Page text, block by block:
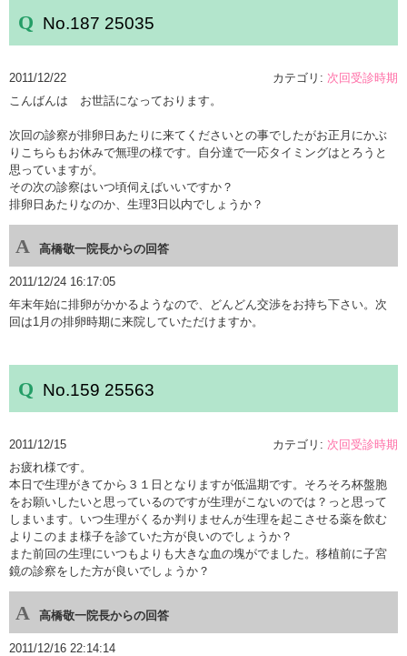
No.187 25035
カテゴリ: 次回受診時期
2011/12/22
こんばんは お世話になっております。
次回の診察が排卵日あたりに来てくださいとの事でしたがお正月にかぶ
りこちらもお休みで無理の様です。自分達で一応タイミングはとろうと
思っていますが。
その次の診察はいつ頃伺えばいいですか？
排卵日あたりなのか、生理3日以内でしょうか？
高橋敬一院長からの回答
2011/12/24 16:17:05
年末年始に排卵がかかるようなので、どんどん交渉をお持ち下さい。次
回は1月の排卵時期に来院していただけますか。
No.159 25563
カテゴリ: 次回受診時期
2011/12/15
お疲れ様です。
本日で生理がきてから３１日となりますが低温期です。そろそろ杯盤胞
をお願いしたいと思っているのですが生理がこないのでは？っと思って
しまいます。いつ生理がくるか判りませんが生理を起こさせる薬を飲む
よりこのまま様子を診ていた方が良いのでしょうか？
また前回の生理にいつもよりも大きな血の塊がでました。移植前に子宮
鏡の診察をした方が良いでしょうか？
高橋敬一院長からの回答
2011/12/16 22:14:14